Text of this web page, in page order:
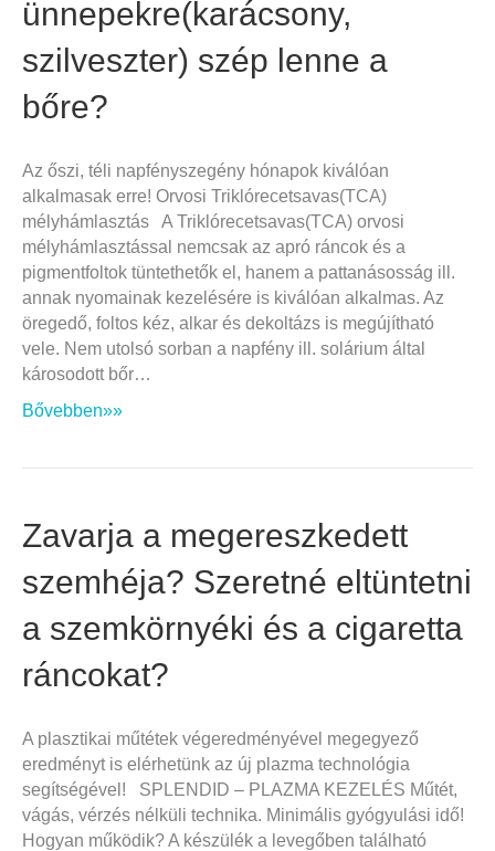
ünnepekre(karácsony,
szilveszter) szép lenne a
bőre?
Az őszi, téli napfényszegény hónapok kiválóan
alkalmasak erre! Orvosi Triklórecetsavas(TCA)
mélyhámlasztás A Triklórecetsavas(TCA) orvosi
mélyhámlasztással nemcsak az apró ráncok és a
pigmentfoltok tüntethetők el, hanem a pattanásosság ill.
annak nyomainak kezelésére is kiválóan alkalmas. Az
öregedő, foltos kéz, alkar és dekoltázs is megújítható
vele. Nem utolsó sorban a napfény ill. solárium által
károsodott bőr…
Bővebben»»
Zavarja a megereszkedett
szemhéja? Szeretné eltüntetni
a szemkörnyéki és a cigaretta
ráncokat?
A plasztikai műtétek végeredményével megegyező
eredményt is elérhetünk az új plazma technológia
segítségével! SPLENDID – PLAZMA KEZELÉS Műtét,
vágás, vérzés nélküli technika. Minimális gyógyulási idő!
Hogyan működik? A készülék a levegőben található